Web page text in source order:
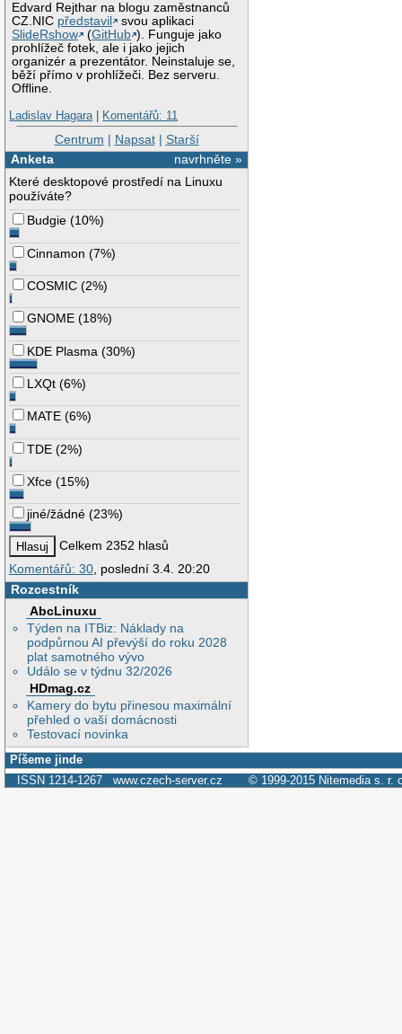
Edvard Rejthar na blogu zaměstnanců
CZ.NIC představil
svou aplikaci
SlideRshow
(GitHub ). Funguje jako
prohlížeč fotek, ale i jako jejich
organizér a prezentátor. Neinstaluje se,
běží přímo v prohlížeči. Bez serveru.
Offline.
Ladislav Hagara| Komentářů: 11
Centrum | Napsat| Starší
navrhněte »
Anketa
Které desktopové prostředí na Linuxu
používáte?
Budgie (10%)
Cinnamon (7%)
COSMIC (2%)
GNOME (18%)
KDE Plasma (30%)
LXQt (6%)
MATE (6%)
TDE (2%)
Xfce (15%)
jiné/žádné (23%)
Celkem 2352 hlasů
Komentářů: 30 , poslední 3.4. 20:20
Rozcestník
AbcLinuxu
Týden na ITBiz: Náklady na
podpůrnou AI převýší do roku 2028
plat samotného vývo
Událo se v týdnu 32/2026
HDmag.cz
Kamery do bytu přinesou maximální
přehled o vaší domácnosti
Testovací novinka
Píšeme jinde
ISSN 1214-1267 www.czech-server.cz © 1999-2015 Nitemedia s. r.